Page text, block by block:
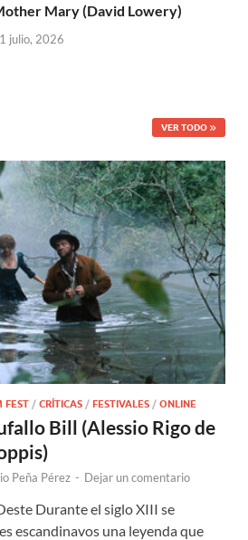
Mary (David Lowery)
julio, 2026
VER TODO
FEST / CRÍTICAS / FESTIVALES / ONLINE
Bill (Alessio Rigo de
Peña Pérez - Dejar un comentario
Durante el siglo XIII se
escandinavos una leyenda que